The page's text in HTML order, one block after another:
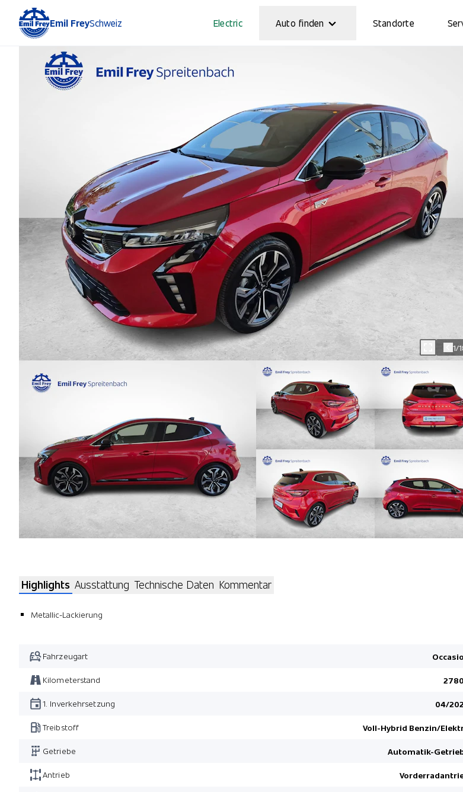
Emil FreySchweiz Electric Auto finden Standorte
1/
Highlights Ausstattung Technische Daten Kommentar
Metallic-Lackierung
Fahrzeugart
Kilometerstand
1. Inverkehrsetzung 04/
Treibstoff Voll-Hybrid Benzin/
Getriebe Automatik-
Antrieb